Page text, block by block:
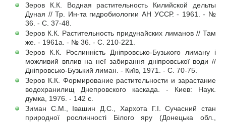
Зеров К.К. Водная растительность Килийской дельты
Дуная // Тр. Ин-та гидробиологии АН УССР. - 1961. - №
36. - С. 37-48.
Зеров К.К. Растительность придунайских лиманов // Там
же. - 1961а. - № 36. - С. 210-221.
Зеров К.К. Рослинність Дніпровсько-Бузького лиману і
можливий вплив на неї забирання дніпровської води //
Дніпровсько-Бузький лиман. - Київ, 1971. - С. 70-75.
Зеров К.К. Формирование растительности и зарастание
водохранилищ Днепровского каскада. - Киев: Наук.
думка, 1976. - 142 с.
Зиман С.М., Івашин Д.С., Хархота Г.І. Сучасний стан
природної рослинності Білого яру (Донецька обл.,